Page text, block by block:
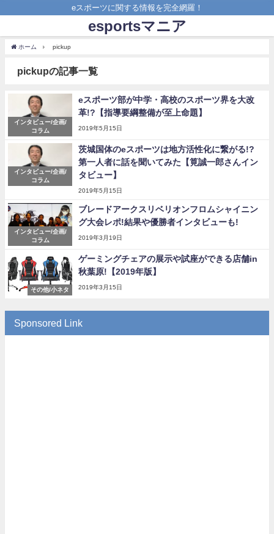
eスポーツに関する情報を完全網羅！
esportsマニア
ホーム pickup
pickupの記事一覧
インタビュー/企画/
コラム
eスポーツ部が中学・高校のスポーツ界を大改
革!?【指導要綱整備が至上命題】
2019年5月15日
インタビュー/企画/
コラム
茨城国体のeスポーツは地方活性化に繋がる!?
第一人者に話を聞いてみた【筧誠一郎さんイン
タビュー】
2019年5月15日
インタビュー/企画/
コラム
ブレードアークスリベリオンフロムシャイニン
グ大会レポ!結果や優勝者インタビューも!
2019年3月19日
その他/小ネタ
ゲーミングチェアの展示や試座ができる店舗in
秋葉原!【2019年版】
2019年3月15日
Sponsored Link